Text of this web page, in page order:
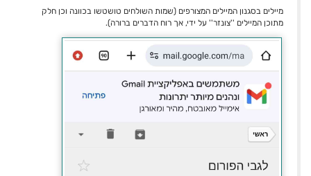
מיילים בסגנון המיילים המצורפים (שמות השולחים טושטשו בכוונה וכן חלק
מתוכן המיילים ''צונזר'' על ידי, אך רוח הדברים ברורה).